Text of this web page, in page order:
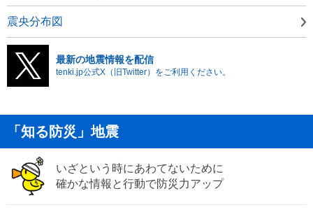
震央分布図
最新の地震情報を配信
tenki.jp公式X（旧Twitter）をご利用ください。
「知る防災」地震
いざという時にあわてないために
確かな情報と行動で防災力アップ